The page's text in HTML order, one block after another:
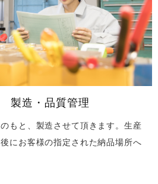
製造・品質管理
もと、製造させて頂きます。生産
にお客様の指定された納品場所へ